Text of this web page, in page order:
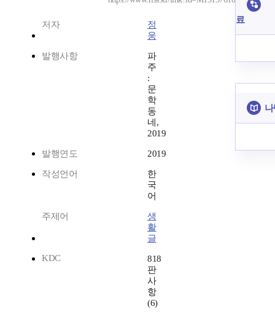
저자
정
웅
발행사항
파
주
:
문
학
동
네,
2019
발행연도 2019
작성언어
한
국
어
주제어
생
활
글
KDC
818
판
사
항
(6)
료
나